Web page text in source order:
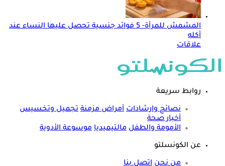
المشمش للمرأة- 5 فوائد جنسية تحصل عليها النساء عند
أكله
علاقات
روابط سريعة
نصائح وارشادات أمراض مزمنة تجميل وتخسيس
أخبار صحة
الأمومة والطفل مالتيميديا موسوعة الأدوية
عن الكونسلتو
من نحن اتصل بنا